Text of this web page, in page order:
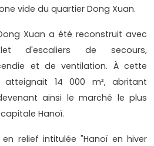
vide du quartier Dong Xuan.
Xuan a été reconstruit avec
d'escaliers de secours,
et de ventilation. À cette
atteignait 14 000 m², abritant
ainsi le marché le plus
Hanoï.
relief intitulée "Hanoï en hiver